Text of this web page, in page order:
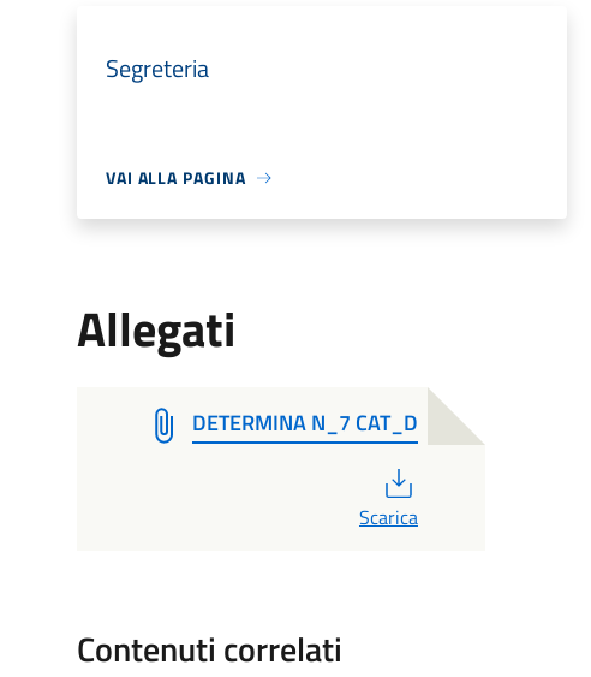
Segreteria
VAI ALLA PAGINA
Allegati
DETERMINA N_7 CAT_D
Scarica
Contenuti correlati